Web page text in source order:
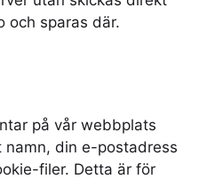
och sparas där.
på vår webbplats
din e-postadress
filer. Detta är för